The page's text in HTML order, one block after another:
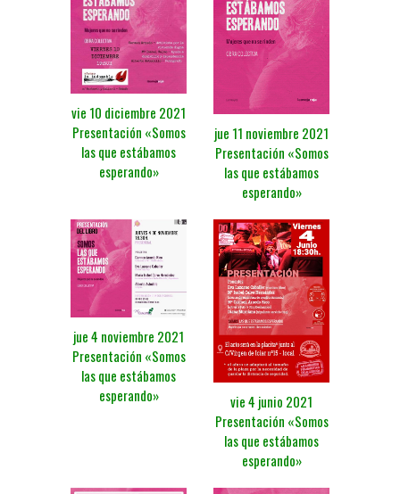
vie 10 diciembre 2021
Presentación «Somos
las que estábamos
esperando»
jue 11 noviembre 2021
Presentación «Somos
las que estábamos
esperando»
jue 4 noviembre 2021
Presentación «Somos
las que estábamos
esperando»
vie 4 junio 2021
Presentación «Somos
las que estábamos
esperando»